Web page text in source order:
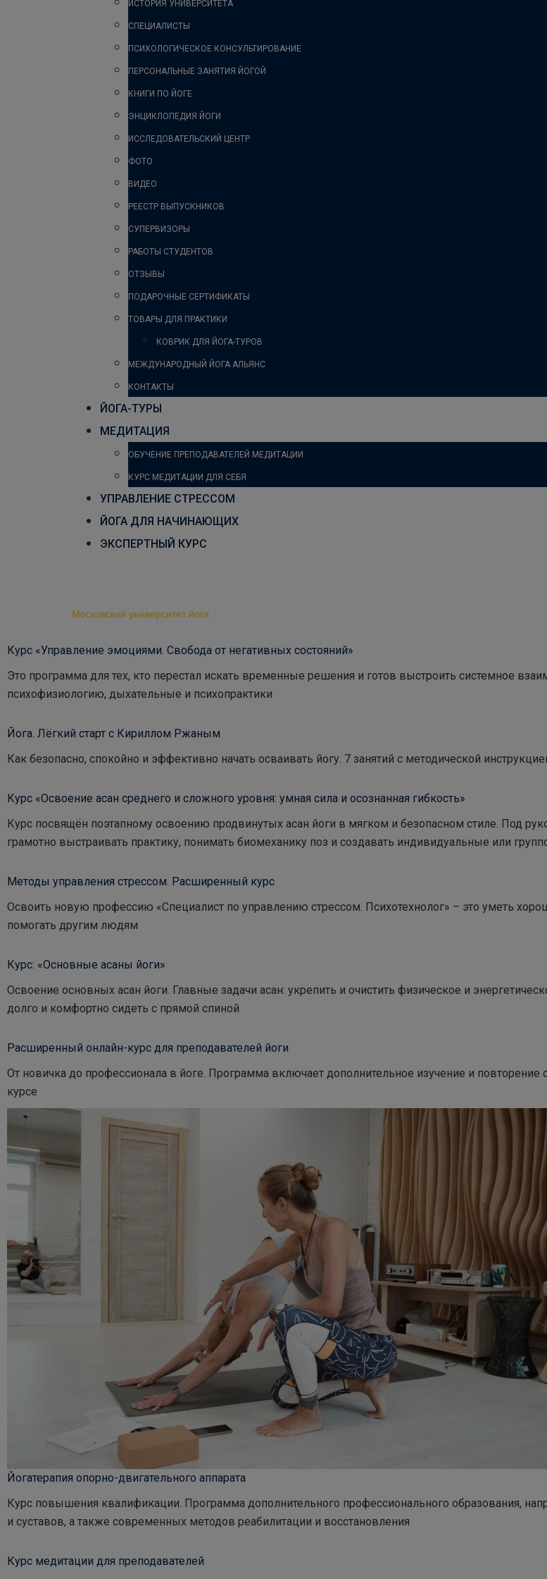
ИСТОРИЯ УНИВЕРСИТЕТА
СПЕЦИАЛИСТЫ
ПСИХОЛОГИЧЕСКОЕ КОНСУЛЬТИРОВАНИЕ
ПЕРСОНАЛЬНЫЕ ЗАНЯТИЯ ЙОГОЙ
КНИГИ ПО ЙОГЕ
ЭНЦИКЛОПЕДИЯ ЙОГИ
ИССЛЕДОВАТЕЛЬСКИЙ ЦЕНТР
ФОТО
ВИДЕО
РЕЕСТР ВЫПУСКНИКОВ
СУПЕРВИЗОРЫ
РАБОТЫ СТУДЕНТОВ
ОТЗЫВЫ
ПОДАРОЧНЫЕ СЕРТИФИКАТЫ
ТОВАРЫ ДЛЯ ПРАКТИКИ
КОВРИК ДЛЯ ЙОГА-ТУРОВ
МЕЖДУНАРОДНЫЙ ЙОГА АЛЬЯНС
КОНТАКТЫ
ЙОГА-ТУРЫ
МЕДИТАЦИЯ
ОБУЧЕНИЕ ПРЕПОДАВАТЕЛЕЙ МЕДИТАЦИИ
КУРС МЕДИТАЦИИ ДЛЯ СЕБЯ
УПРАВЛЕНИЕ СТРЕССОМ
ЙОГА ДЛЯ НАЧИНАЮЩИХ
ЭКСПЕРТНЫЙ КУРС
Московский университет йоги
Курс «Управление эмоциями. Свобода от негативных состояний»
Это программа для тех, кто перестал искать временные решения и готов выстроить системное
психофизиологию, дыхательные и психопрактики
Йога. Лёгкий старт с Кириллом Ржаным
Как безопасно, спокойно и эффективно начать осваивать йогу. 7 занятий с методической
Курс «Освоение асан среднего и сложного уровня: умная сила и осознанная гибкость»
Курс посвящён поэтапному освоению продвинутых асан йоги в мягком и безопасном стиле. Под
грамотно выстраивать практику, понимать биомеханику поз и создавать индивидуальные или
Методы управления стрессом. Расширенный курс
Освоить новую профессию «Специалист по управлению стрессом. Психотехнолог» – это уметь
помогать другим людям
Курс: «Основные асаны йоги»
Освоение основных асан йоги. Главные задачи асан: укрепить и очистить физическое и
долго и комфортно сидеть с прямой спиной
Расширенный онлайн-курс для преподавателей йоги
От новичка до профессионала в йоге. Программа включает дополнительное изучение и
курсе
Йогатерапия опорно-двигательного аппарата
Курс повышения квалификации. Программа дополнительного профессионального образования,
и суставов, а также современных методов реабилитации и восстановления
Курс медитации для преподавателей